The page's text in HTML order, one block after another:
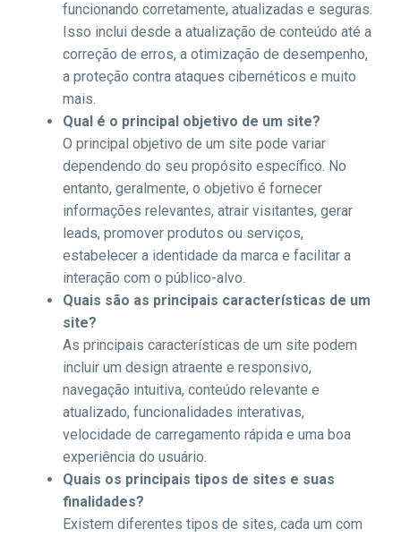
funcionando corretamente, atualizadas e seguras.
Isso inclui desde a atualização de conteúdo até a
correção de erros, a otimização de desempenho,
a proteção contra ataques cibernéticos e muito
mais.
Qual é o principal objetivo de um site?
O principal objetivo de um site pode variar
dependendo do seu propósito específico. No
entanto, geralmente, o objetivo é fornecer
informações relevantes, atrair visitantes, gerar
leads, promover produtos ou serviços,
estabelecer a identidade da marca e facilitar a
interação com o público-alvo.
Quais são as principais características de um
site?
As principais características de um site podem
incluir um design atraente e responsivo,
navegação intuitiva, conteúdo relevante e
atualizado, funcionalidades interativas,
velocidade de carregamento rápida e uma boa
experiência do usuário.
Quais os principais tipos de sites e suas
finalidades?
Existem diferentes tipos de sites, cada um com